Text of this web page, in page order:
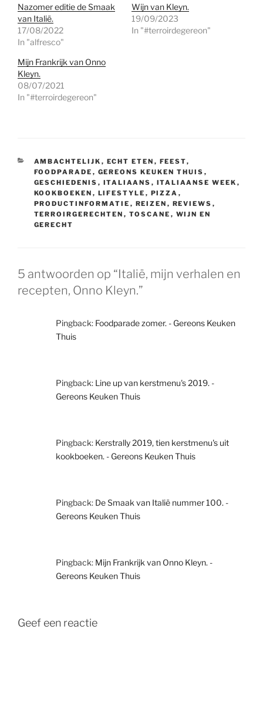
Nazomer editie de Smaak
van Italië.
17/08/2022
In "alfresco"
Wijn van Kleyn.
19/09/2023
In "#terroirdegereon"
Mijn Frankrijk van Onno
Kleyn.
08/07/2021
In "#terroirdegereon"
CATEGORIEËN
AMBACHTELIJK , ECHT ETEN , FEEST,
FOODPARADE , GEREONS KEUKEN THUIS ,
GESCHIEDENIS , ITALIAANS , ITALIAANSE WEEK ,
KOOKBOEKEN , LIFESTYLE , PIZZA ,
PRODUCTINFORMATIE , REIZEN , REVIEWS ,
TERROIRGERECHTEN , TOSCANE , WIJN EN
GERECHT
5 antwoorden op “Italië, mijn verhalen en
recepten, Onno Kleyn.”
Pingback: Foodparade zomer. - Gereons Keuken
Thuis
Pingback: Line up van kerstmenu's 2019. -
Gereons Keuken Thuis
Pingback: Kerstrally 2019, tien kerstmenu's uit
kookboeken. - Gereons Keuken Thuis
Pingback: De Smaak van Italië nummer 100. -
Gereons Keuken Thuis
Pingback: Mijn Frankrijk van Onno Kleyn. -
Gereons Keuken Thuis
Geef een reactie